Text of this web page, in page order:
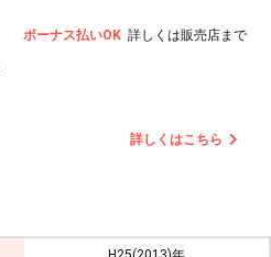
ボーナス払いOK 詳しくは販売店まで
詳しくはこちら